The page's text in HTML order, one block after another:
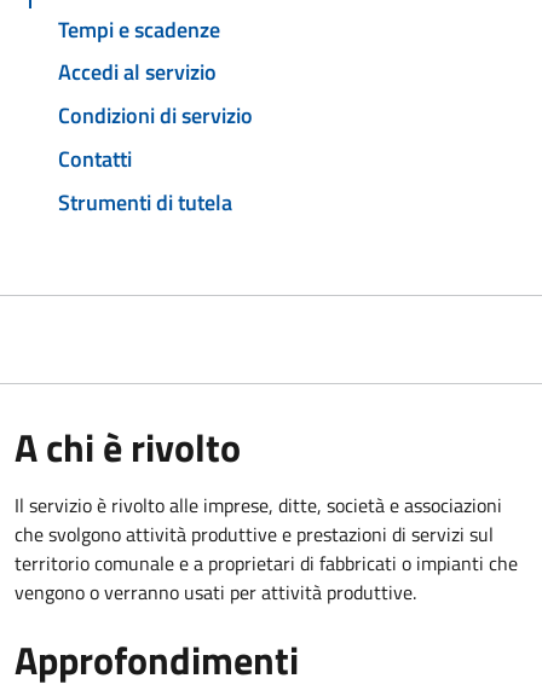
Tempi e scadenze
Accedi al servizio
Condizioni di servizio
Contatti
Strumenti di tutela
A chi è rivolto
Il servizio è rivolto alle imprese, ditte, società e associazioni
che svolgono attività produttive e prestazioni di servizi sul
territorio comunale e a proprietari di fabbricati o impianti che
vengono o verranno usati per attività produttive.
Approfondimenti